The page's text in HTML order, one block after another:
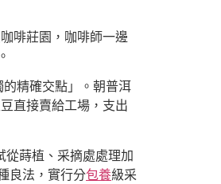
啡莊園，咖啡師一邊
精確交點」。朝普洱
直接賣給工場，支出
從蒔植、采摘處處理加
良法，實行分包養級采